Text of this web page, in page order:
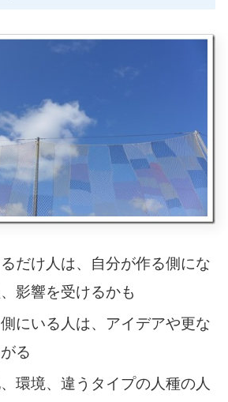
だけ人は、自分が作る側にな
影響を受けるかも
にいる人は、アイデアや更な
る
環境、違うタイプの人種の人